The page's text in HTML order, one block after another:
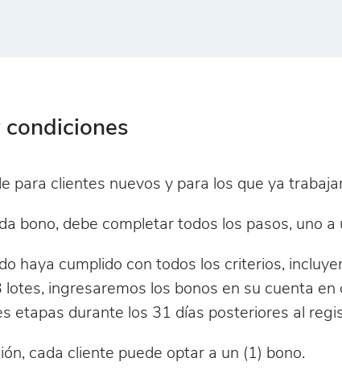
condiciones
para clientes nuevos y para los que ya
bono, debe completar todos los pasos, uno a
haya cumplido con todos los criterios,
lotes, ingresaremos los bonos en su cuenta en
etapas durante los 31 días posteriores al
cada cliente puede optar a un (1) bono.